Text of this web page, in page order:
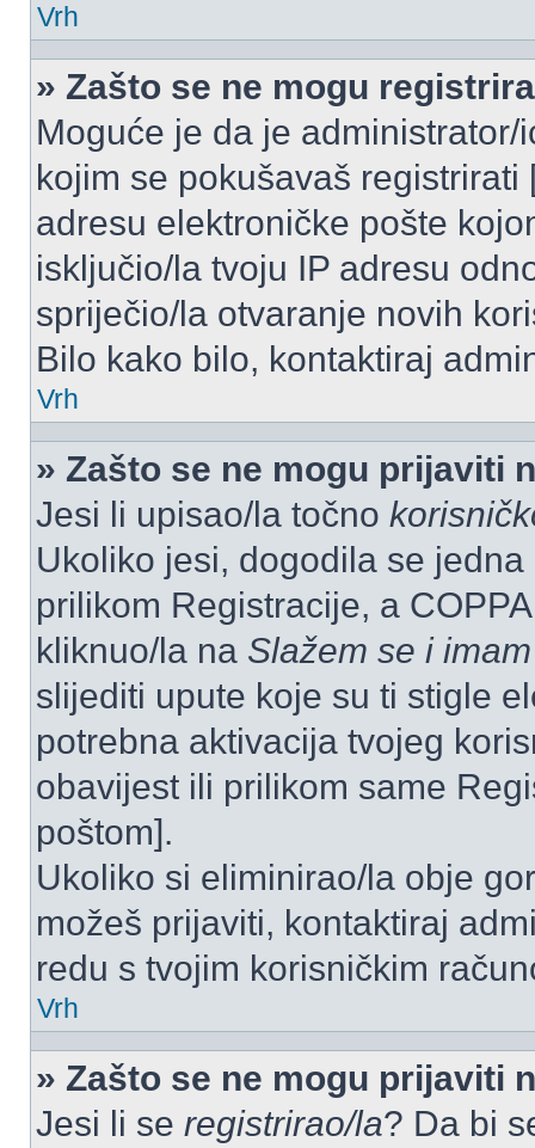
Vrh
» Zašto se ne mogu
Moguće je da je
kojim se pokušavaš
adresu elektroničke pošte
isključio/la tvoju IP adresu
spriječio/la otvaranje novih
Bilo kako bilo, kontaktiraj
Vrh
» Zašto se ne mogu prijaviti
Jesi li upisao/la točno
Ukoliko jesi, dogodila se
prilikom Registracije, a
kliknuo/la na Slažem se i
slijediti upute koje su ti stigle
potrebna aktivacija tvojeg
obavijest ili prilikom same
poštom].
Ukoliko si eliminirao/la obje
možeš prijaviti, kontaktiraj
redu s tvojim korisničkim
Vrh
» Zašto se ne mogu prijaviti
Jesi li se registrirao/la? Da bi